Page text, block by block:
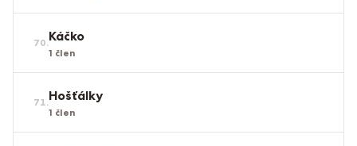
70.Káčko
1 člen
71.Hošťálky
1 člen